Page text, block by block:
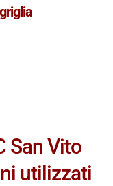
San Vito
utilizzati